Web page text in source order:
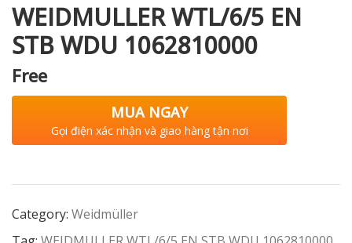
WEIDMULLER WTL/6/5 EN
STB WDU 1062810000
Free
MUA NGAY
Gọi điện xác nhận và giao hàng tận nơi
Category: Weidmüller